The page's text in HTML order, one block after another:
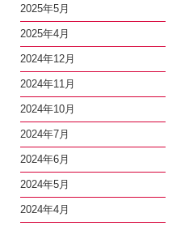
2025年5月
2025年4月
2024年12月
2024年11月
2024年10月
2024年7月
2024年6月
2024年5月
2024年4月